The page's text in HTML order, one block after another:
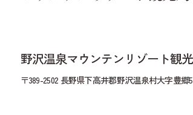
野沢温泉マウンテンリゾート観
〒389-2502 長野県下高井郡野沢温泉村大字豊郷